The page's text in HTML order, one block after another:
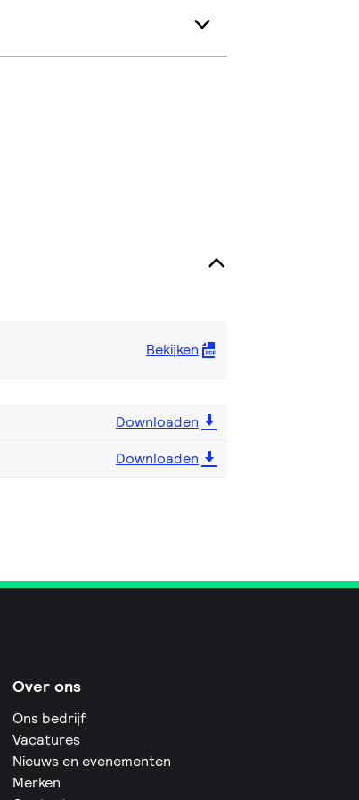
Bekijken
Downloaden
Downloaden
Over ons
Ons bedrijf
Vacatures
Nieuws en evenementen
Merken